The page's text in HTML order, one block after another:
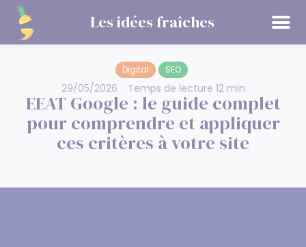
Les idées fraîches
Digital SEO
29/05/2026 Temps de lecture 12 min
EEAT Google : le guide complet
pour comprendre et appliquer
ces critères à votre site
Panneau de gestion des cookies